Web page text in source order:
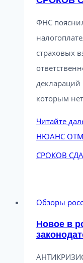
ФНС
страховых
деклараций
которым
Читайте
НЮАНС
СРОКОВ
Обзоры
Новое в